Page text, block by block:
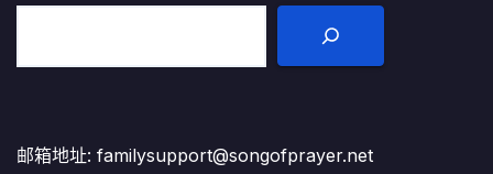
邮箱地址: familysupport@songofprayer.net